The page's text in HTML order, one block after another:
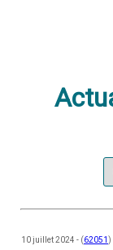
10 juillet 2024 - (62051 )